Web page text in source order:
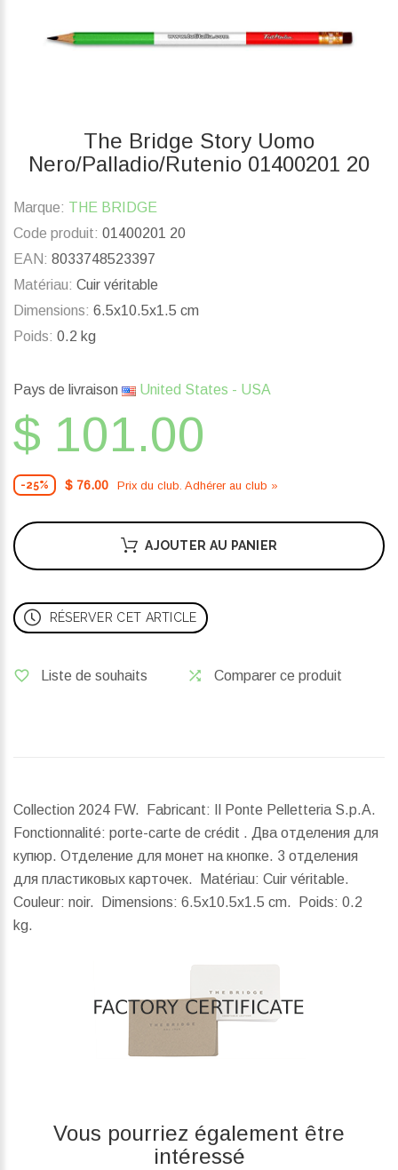
The Bridge Story Uomo
Nero/Palladio/Rutenio 01400201 20
Marque: THE BRIDGE
Code produit: 01400201 20
EAN: 8033748523397
Matériau: Cuir véritable
Dimensions: 6.5x10.5x1.5 cm
Poids: 0.2 kg
Pays de livraison United States - USA
$ 101.00
-25% $ 76.00 Prix ​​du club. Adhérer au club »
AJOUTER AU PANIER
RÉSERVER CET ARTICLE
Liste de souhaits Comparer ce produit
Collection 2024 FW. Fabricant: Il Ponte Pelletteria S.p.A.
Fonctionnalité: porte-carte de crédit . Два отделения для
купюр. Отделение для монет на кнопке. 3 отделения
для пластиковых карточек. Matériau: Cuir véritable.
Couleur: noir.
Dimensions: 6.5x10.5x1.5 cm. Poids: 0.2
kg.
Vous pourriez également être
intéressé